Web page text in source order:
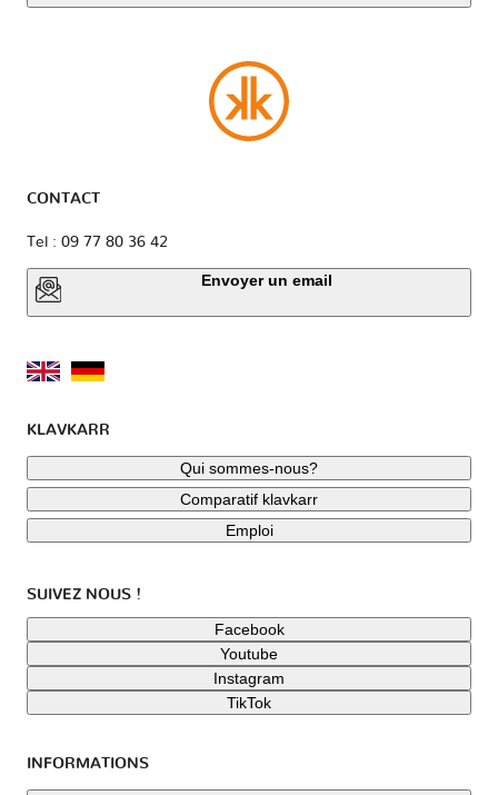
CONTACT
Tel : 09 77 80 36 42
Envoyer un email
KLAVKARR
Qui sommes-nous?
Comparatif klavkarr
Emploi
SUIVEZ NOUS !
Facebook
Youtube
Instagram
TikTok
INFORMATIONS